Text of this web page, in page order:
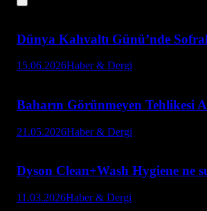
Dünya Kahvaltı Günü’nde
15.06.2026Haber & Dergi
Baharın Görünmeyen Tehlikesi
21.05.2026Haber & Dergi
Dyson Clean+Wash Hygiene ne
11.03.2026Haber & Dergi